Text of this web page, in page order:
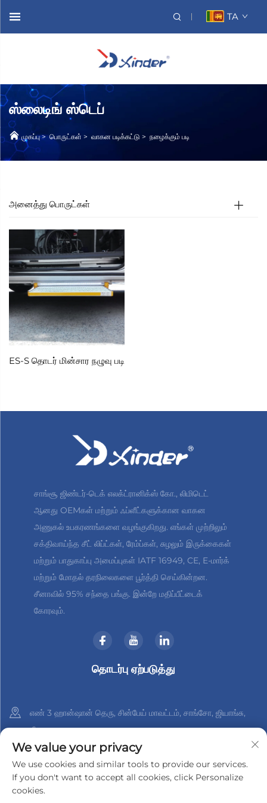
TA
ஸ்லைடிங் ஸ்டெப்
முகப்பு>பொருட்கள் > வாகன படிக்கட்டு > நழைக்கும் படி
அனைத்து பொருட்கள்
ES-S தொடர் மின்சார நழுவு படி
சாங்சூ ஜிண்டர்-டெக் எலக்ட்ரானிக்ஸ் கோ., லிமிடெட்
ஆனது OEMகள் மற்றும் ஃப்ளீட்களுக்கான வாகன
அணுகல் உபகரணங்களை வழங்குகிறது. எங்கள் முற்றிலும்
சக்திவாய்ந்த சீட் லிப்ட்கள், ரேம்ப்கள், சுழலும் இருக்கைகள்
மற்றும் பாதுகாப்பு அமைப்புகள் IATF 16949, CE, E-மார்க்
மற்றும் மோதல் தரநிலைகளை பூர்த்தி செய்கின்றன.
சீனாவில் 95% சந்தை பங்கு. இன்றே மதிப்பீட்டைக்
கோரவும்.
தொடர்பு ஏற்படுத்து
எண் 3 ஹான்ஷான் தெரு, சின்பேய் மாவட்டம், சாங்சோ, ஜியாங்சு,
சீனா
+86-18961288218
[email protected]
We value your privacy
We use cookies and similar tools to provide our services.
If you don't want to accept all cookies, click Personalize
cookies.